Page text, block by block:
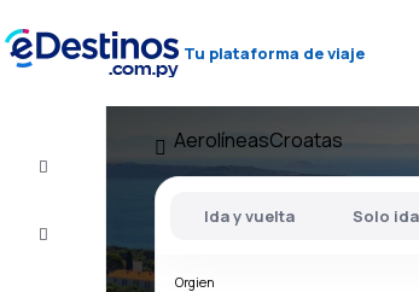
Tu plataforma de viaje
AerolíneasCroatas
Ida y vuelta Solo ida
Orgien